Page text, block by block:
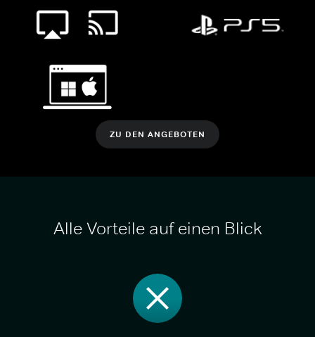
ZU DEN ANGEBOTEN
Alle Vorteile auf einen Blick